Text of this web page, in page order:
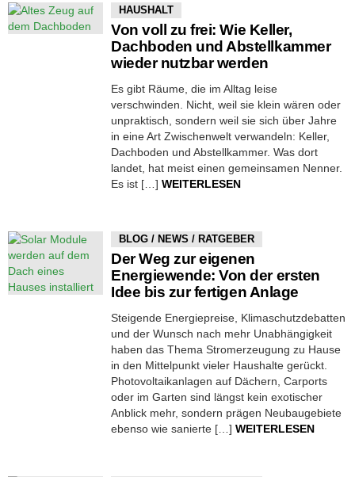
HAUSHALT
Von voll zu frei: Wie Keller,
Dachboden und Abstellkammer
wieder nutzbar werden
Es gibt Räume, die im Alltag leise
verschwinden. Nicht, weil sie klein wären oder
unpraktisch, sondern weil sie sich über Jahre
in eine Art Zwischenwelt verwandeln: Keller,
Dachboden und Abstellkammer. Was dort
landet, hat meist einen gemeinsamen Nenner.
Es ist […] WEITERLESEN
BLOG / NEWS / RATGEBER
Der Weg zur eigenen
Energiewende: Von der ersten
Idee bis zur fertigen Anlage
Steigende Energiepreise, Klimaschutzdebatten
und der Wunsch nach mehr Unabhängigkeit
haben das Thema Stromerzeugung zu Hause
in den Mittelpunkt vieler Haushalte gerückt.
Photovoltaikanlagen auf Dächern, Carports
oder im Garten sind längst kein exotischer
Anblick mehr, sondern prägen Neubaugebiete
ebenso wie sanierte […] WEITERLESEN